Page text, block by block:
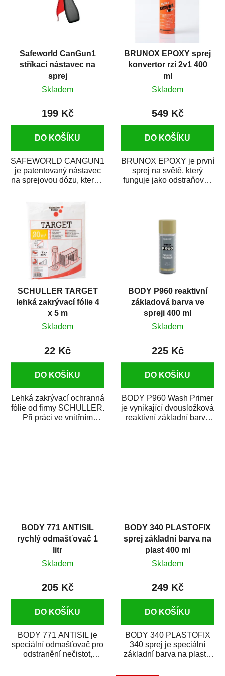
Safeworld CanGun1
stříkací nástavec na
sprej
Skladem
199 Kč
DO KOŠÍKU
SAFEWORLD CANGUN1
je patentovaný nástavec
na sprejovou dózu, který ji
BRUNOX EPOXY sprej
konvertor rzi 2v1 400
ml
Skladem
549 Kč
DO KOŠÍKU
BRUNOX EPOXY je první
sprej na světě, který
funguje jako odstraňovač
SCHULLER TARGET
lehká zakrývací fólie 4
x 5 m
Skladem
22 Kč
DO KOŠÍKU
Lehká zakrývací ochranná
fólie od firmy SCHULLER.
Při práci ve vnitřním
BODY P960 reaktivní
základová barva ve
spreji 400 ml
Skladem
225 Kč
DO KOŠÍKU
BODY P960 Wash Primer
je vynikající dvousložková
reaktivní základní barva
BODY 771 ANTISIL
rychlý odmašťovač 1
litr
Skladem
205 Kč
DO KOŠÍKU
BODY 771 ANTISIL je
speciální odmašťovač pro
odstranění nečistot,
BODY 340 PLASTOFIX
sprej základní barva na
plast 400 ml
Skladem
249 Kč
DO KOŠÍKU
BODY 340 PLASTOFIX
340 sprej je speciální
základní barva na plasty,
vrchních...